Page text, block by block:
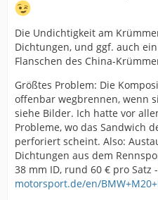
Die Undichtigkeit am
Dichtungen, und ggf. auch
Flanschen des China-
Größtes Problem: Die
offenbar wegbrennen, wenn
siehe Bilder. Ich hatte vor
Probleme, wo das Sandwich
perforiert scheint. Also:
Dichtungen aus dem
38 mm ID, rund 60 € pro Satz -
motorsport.de/en/